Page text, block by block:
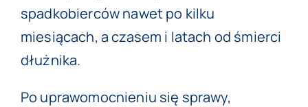
spadkobierców nawet po kilku
miesiącach, a czasem i latach od śmierci
dłużnika.
Po uprawomocnieniu się sprawy,